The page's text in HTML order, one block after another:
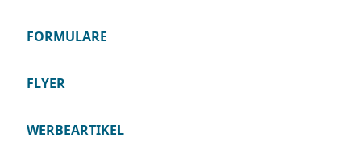
FORMULARE
FLYER
WERBEARTIKEL